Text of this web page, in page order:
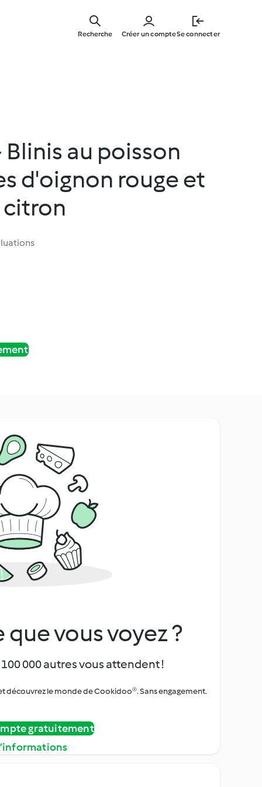
main
Créer un compteSe connecter
Recherche
au poisson
d'oignon rouge et
vous voyez ?
000 autres vous attendent !
découvrez le monde de Cookidoo®. Sans engagement.
gratuitement